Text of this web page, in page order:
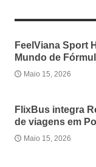
FeelViana Sport
Mundo de
Maio 15, 2026
FlixBus integra
de viagens em
Maio 15, 2026